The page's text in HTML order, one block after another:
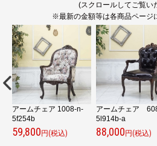
(スクロールしてご覧い
※最新の金額等は各商品ページ
アームチェア 1008-n-
5f254b
59,800 円(税込)
アームチェア
5l914b-a
88,000 円(税込)